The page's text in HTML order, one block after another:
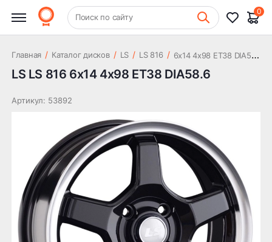
+7 (831) 261-35-35 Шиномонтаж
Поиск по сайту
0
Главная / Каталог дисков / LS / LS 816 / 6
x14 4x98 ET38 DIA58.6
LS LS 816 6x14 4x98 ET38 DIA58.6
Артикул: 53892